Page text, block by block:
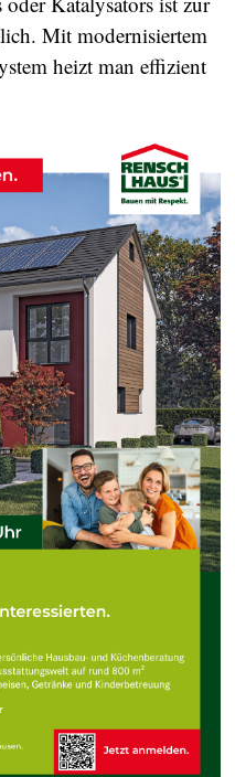
Mit modernisiertem
heizt man effizient